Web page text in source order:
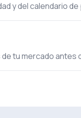
y del calendario
tu mercado antes